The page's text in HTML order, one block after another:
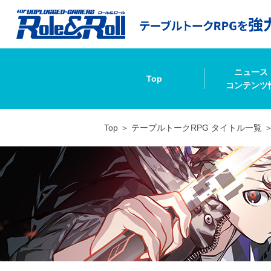
Top
ニュース
コンテンツ
Top テーブルトークRPG タイトル一覧